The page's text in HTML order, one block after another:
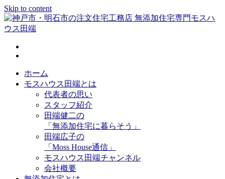
Skip to content
神戸市・明石市の注文住宅工務店 無添加住宅専門モスハウス
田端
ホーム
モスハウス田端とは
代表者の思い
スタッフ紹介
田端健二の
「無添加住宅に暮らそう」
田端広子の
「Moss House通信」
モスハウス田端チャンネル
会社概要